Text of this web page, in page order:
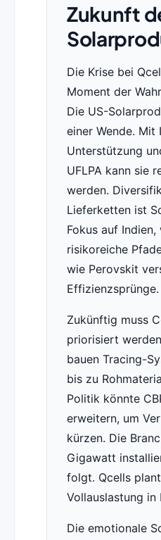
Zukunft
Die Krise bei
Moment der
Die US-
einer Wende. Mit
Unterstützung
UFLPA kann sie
werden.
Lieferketten ist
Fokus auf
risikoreiche
wie Perovskit
Effizienzsprünge.
Zukünftig muss
priorisiert
bauen Tracing-
bis zu
Politik könnte
erweitern, um
kürzen. Die
Gigawatt
folgt. Qcells
Vollauslastung in
Die emotionale